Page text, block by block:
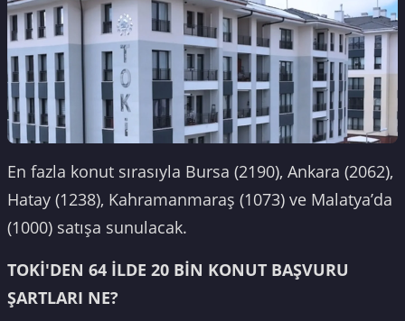
En fazla konut sırasıyla Bursa (2190), Ankara (2062),
Hatay (1238), Kahramanmaraş (1073) ve Malatya’da
(1000) satışa sunulacak.
TOKİ'DEN 64 İLDE 20 BİN KONUT BAŞVURU
ŞARTLARI NE?